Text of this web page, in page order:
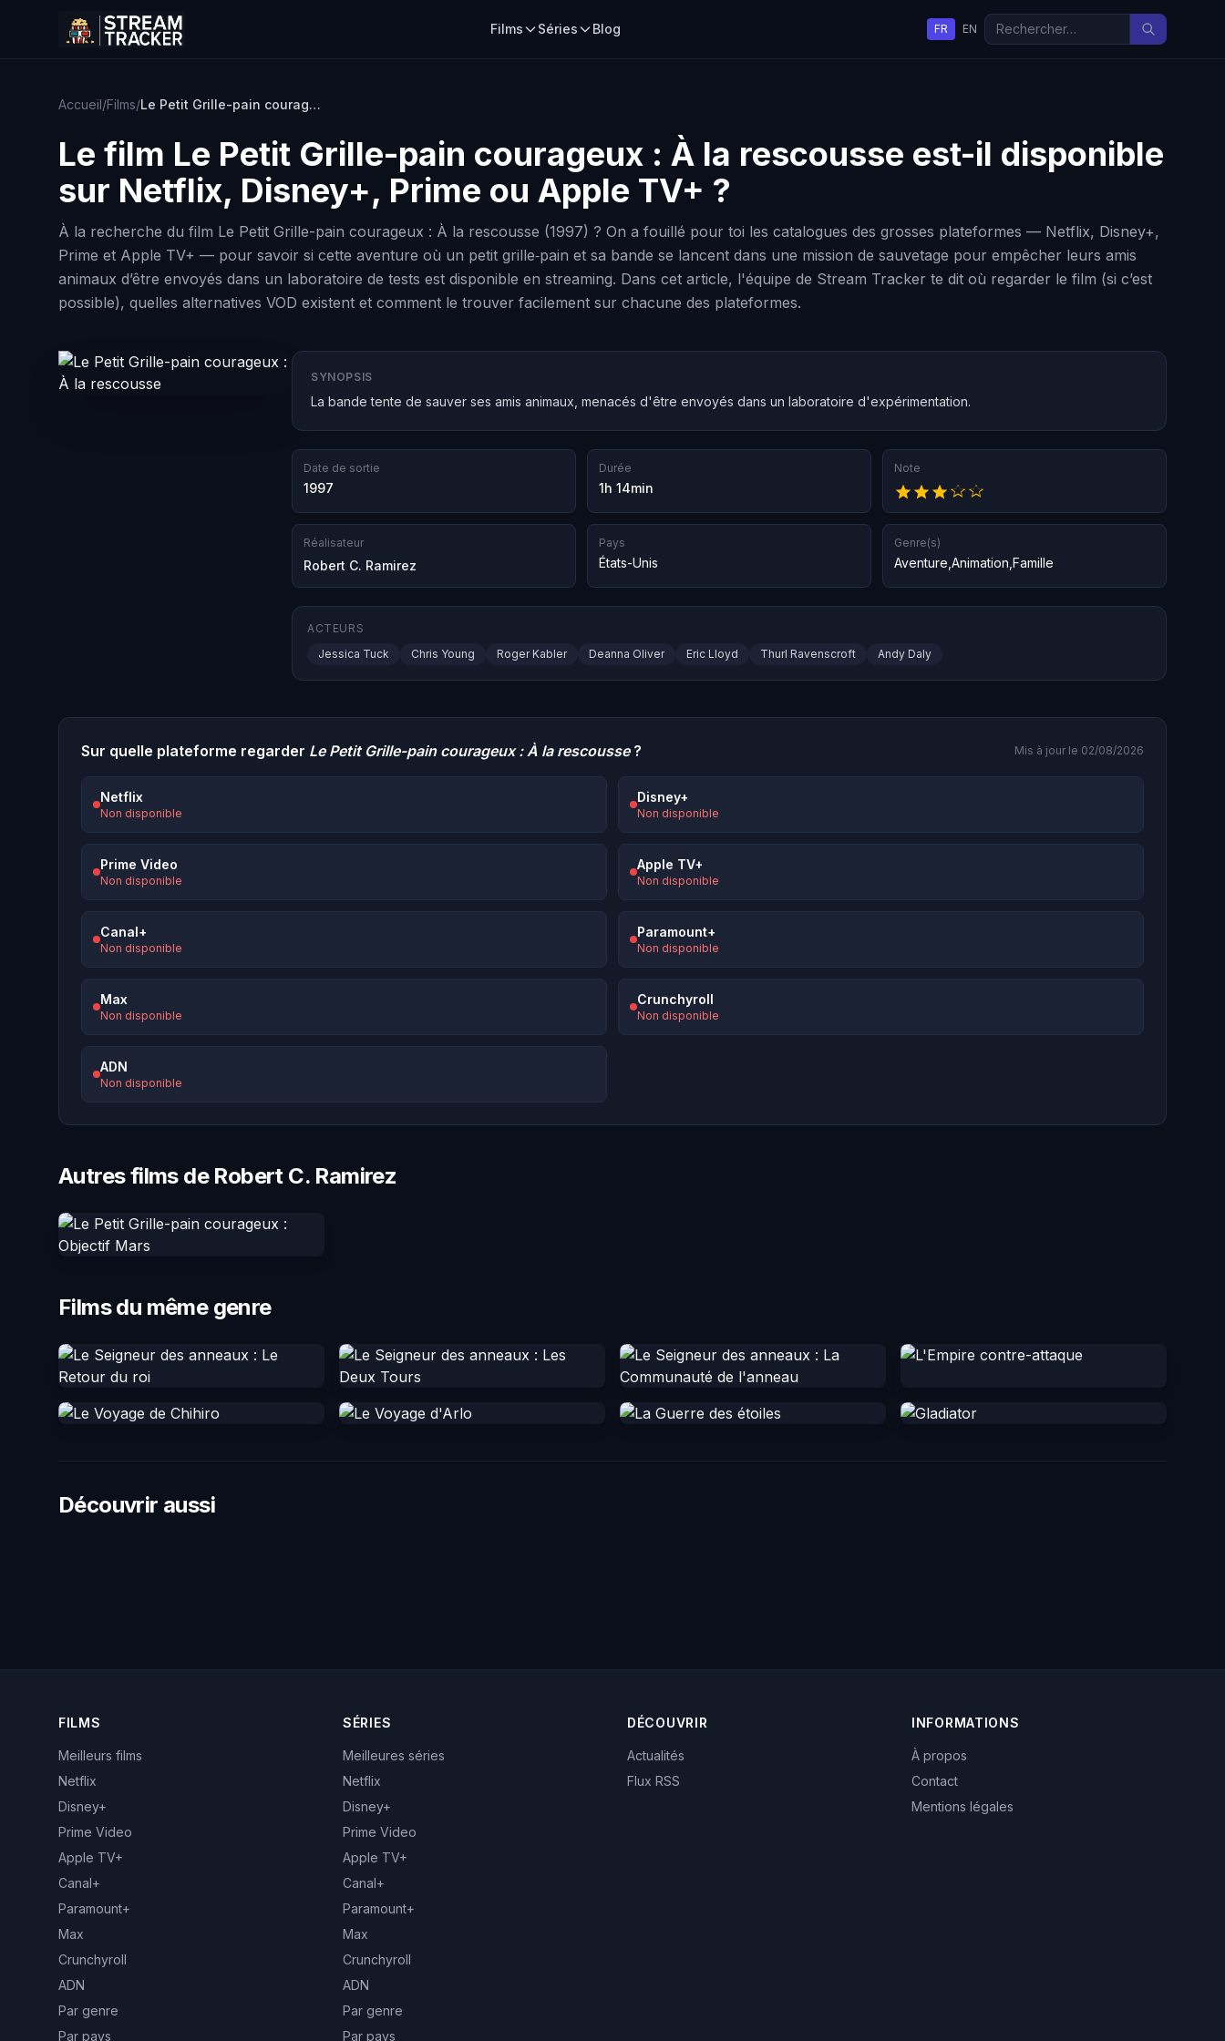
Films Séries Blog FR EN
Accueil/Films/ Le Petit Grille-pain courageux : À la rescousse
Le film Le Petit Grille-pain courageux : À la rescousse est-il disponible
sur Netflix, Disney+, Prime ou Apple TV+ ?
À la recherche du film Le Petit Grille-pain courageux : À la rescousse (1997) ? On a fouillé pour toi les catalogues des grosses plateformes — Netflix, Disney+,
Prime et Apple TV+ — pour savoir si cette aventure où un petit grille‑pain et sa bande se lancent dans une mission de sauvetage pour empêcher leurs amis
animaux d’être envoyés dans un laboratoire de tests est disponible en streaming. Dans cet article, l'équipe de Stream Tracker te dit où regarder le film (si c’est
possible), quelles alternatives VOD existent et comment le trouver facilement sur chacune des plateformes.
SYNOPSIS
La bande tente de sauver ses amis animaux, menacés d'être envoyés dans un laboratoire d'expérimentation.
Date de sortie
1997
Durée
1h 14min
Note
Réalisateur
Robert C. Ramirez
Pays
États-Unis
Genre(s)
Aventure Animation Famille
ACTEURS
Jessica Tuck
Chris Young Roger Kabler Deanna Oliver Eric Lloyd Thurl Ravenscroft Andy Daly
Sur quelle plateforme regarder Le Petit Grille-pain courageux : À la rescousse? Mis à jour le 02/08/2026
Netflix
Non disponible
Disney+
Non disponible
Prime Video
Non disponible
Apple TV+
Non disponible
Canal+
Non disponible
Paramount+
Non disponible
Max
Non disponible
Crunchyroll
Non disponible
ADN
Non disponible
Autres films de Robert C. Ramirez
Films du même genre
Découvrir aussi
FILMS
Meilleurs films
Netflix
Disney+
Prime Video
Apple TV+
Canal+
Paramount+
Max
Crunchyroll
ADN
Par genre
Par pays
SÉRIES
Meilleures séries
Netflix
Disney+
Prime Video
Apple TV+
Canal+
Paramount+
Max
Crunchyroll
ADN
Par genre
Par pays
DÉCOUVRIR
Actualités
Flux RSS
INFORMATIONS
À propos
Contact
Mentions légales